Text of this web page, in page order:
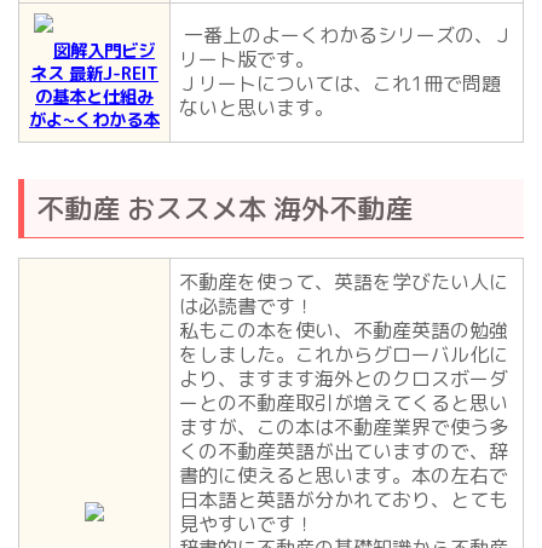
図解入門ビジ
ネス 最新J-REIT
の基本と仕組み
がよ~くわかる本
一番上のよーくわかるシリーズの、Ｊ
リート版です。
Ｊリートについては、これ1冊で問題
ないと思います。
不動産 おススメ本 海外不動産
不動産を使って、英語を学びたい人に
は必読書です！
私もこの本を使い、不動産英語の勉強
をしました。これからグローバル化に
より、ますます海外とのクロスボーダ
ーとの不動産取引が増えてくると思い
ますが、この本は不動産業界で使う多
くの不動産英語が出ていますので、辞
書的に使えると思います。本の左右で
日本語と英語が分かれており、とても
見やすいです！